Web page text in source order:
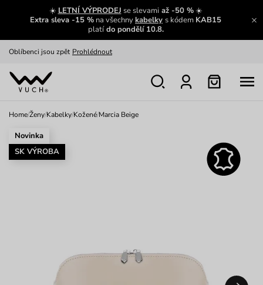
☀️ LETNÍ VÝPRODEJ se slevamiaž -50 %☀️
Extra sleva -15 % na všechnykabelky s kódem KAB15
platído pondělí 10.8.
Zajímavosti ze světa Vuch:
Zobrazit
Oblíbenci jsou zpět Prohlédnout
Nech se inspirovat
Home/Ženy/Kabelky/Kožené/Marcia Beige
Novinka
SK VÝROBA